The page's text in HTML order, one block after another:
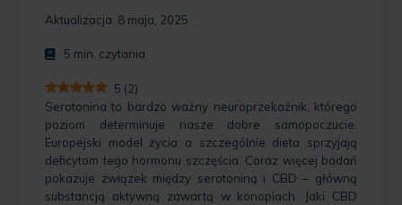
Aktualizacja: 8 maja, 2025
5 min. czytania
5 (2)
Serotonina to bardzo ważny neuroprzekaźnik, którego
poziom determinuje nasze dobre samopoczucie.
Europejski model życia a szczególnie dieta sprzyjają
deficytom tego hormonu szczęścia. Coraz więcej badań
pokazuje związek między serotoniną i CBD – główną
substancją aktywną zawartą w konopiach. Jaki CBD